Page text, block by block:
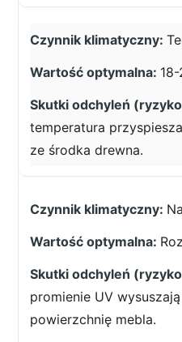
temperatura
ze środka drewna.
promienie UV
powierzchnię mebla.